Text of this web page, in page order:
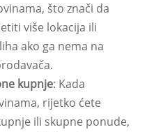
što znači da
više lokacija ili
ako ga nema na
kupnje: Kada
rijetko ćete
ili skupne ponude,